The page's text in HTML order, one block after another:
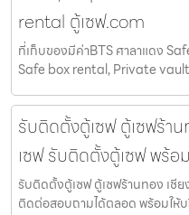
rental ตู้เซฟ.com
ที่เก็บของมีค่าBTS ศาลาแดง
Safe box rental, Private
รับติดตั้งตู้เซฟ ตู้เซฟร้า
เซฟ รับติดตั้งตู้เซฟ พร้
รับติดตั้งตู้เซฟ ตู้เซฟร้านทอง เชี
ติดต่อสอบถามได้ตลอด พร้อมให้